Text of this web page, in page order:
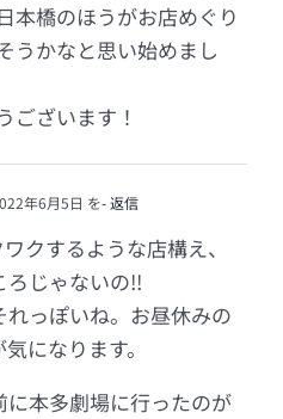
本橋のほうがお店めぐり
うかなと思い始めまし
ございます！
年6月5日 を- 返信
クするような店構え、
じゃないの!!
っぽいね。お昼休みの
になります。
に本多劇場に行ったのが